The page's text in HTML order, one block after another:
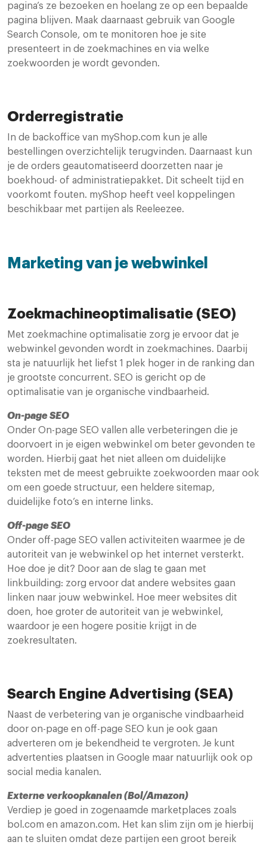
pagina’s ze bezoeken en hoelang ze op een bepaalde
pagina blijven. Maak daarnaast gebruik van Google
Search Console, om te monitoren hoe je site
presenteert in de zoekmachines en via welke
zoekwoorden je wordt gevonden.
Orderregistratie
In de backoffice van myShop.com kun je alle
bestellingen overzichtelijk terugvinden. Daarnaast kun
je de orders geautomatiseerd doorzetten naar je
boekhoud- of administratiepakket. Dit scheelt tijd en
voorkomt fouten. myShop heeft veel koppelingen
beschikbaar met partijen als Reeleezee.
Marketing van je webwinkel
Zoekmachineoptimalisatie (SEO)
Met zoekmachine optimalisatie zorg je ervoor dat je
webwinkel gevonden wordt in zoekmachines. Daarbij
sta je natuurlijk het liefst 1 plek hoger in de ranking dan
je grootste concurrent. SEO is gericht op de
optimalisatie van je organische vindbaarheid.
On-page SEO
Onder On-page SEO vallen alle verbeteringen die je
doorvoert in je eigen webwinkel om beter gevonden te
worden. Hierbij gaat het niet alleen om duidelijke
teksten met de meest gebruikte zoekwoorden maar ook
om een goede structuur, een heldere sitemap,
duidelijke foto’s en interne links.
Off-page SEO
Onder off-page SEO vallen activiteiten waarmee je de
autoriteit van je webwinkel op het internet versterkt.
Hoe doe je dit? Door aan de slag te gaan met
linkbuilding: zorg ervoor dat andere websites gaan
linken naar jouw webwinkel. Hoe meer websites dit
doen, hoe groter de autoriteit van je webwinkel,
waardoor je een hogere positie krijgt in de
zoekresultaten.
Search Engine Advertising (SEA)
Naast de verbetering van je organische vindbaarheid
door on-page en off-page SEO kun je ook gaan
adverteren om je bekendheid te vergroten. Je kunt
advertenties plaatsen in Google maar natuurlijk ook op
social media kanalen.
Externe verkoopkanalen (Bol/Amazon)
Verdiep je goed in zogenaamde marketplaces zoals
bol.com en amazon.com. Het kan slim zijn om je hierbij
aan te sluiten omdat deze partijen een groot bereik